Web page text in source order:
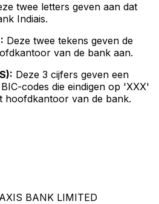
twee letters geven aan dat
Indiais.
Deze twee tekens geven de
van de bank aan.
Deze 3 cijfers geven een
codes die eindigen op 'XXX'
hoofdkantoor van de bank.
BANK LIMITED